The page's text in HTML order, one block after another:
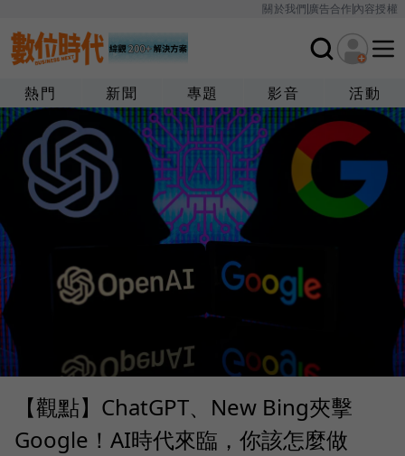
關於我們廣告合作內容授權
熱門 新聞 專題 影音 活動
【觀點】ChatGPT、New Bing夾擊
Google！AI時代來臨，你該怎麼做